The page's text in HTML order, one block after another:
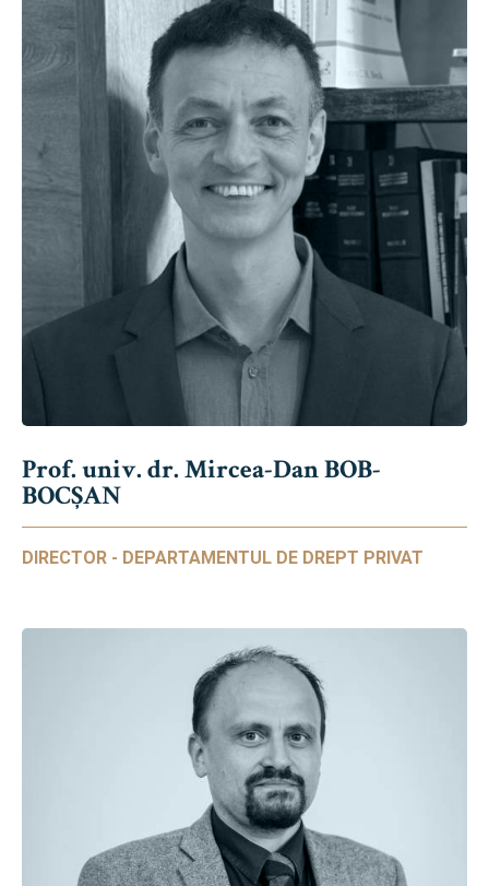
Prof. univ. dr. Mircea-Dan BOB-
BOCȘAN
DIRECTOR - DEPARTAMENTUL DE DREPT PRIVAT